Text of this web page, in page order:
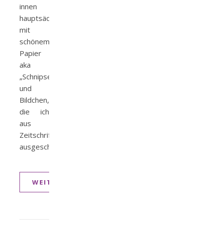
innen
hauptsächlich
mit
schönem
Papier
aka
„Schnipseln“
und
Bildchen,
die ich
aus
Zeitschriften
ausgeschnitten…
WEITERLESEN